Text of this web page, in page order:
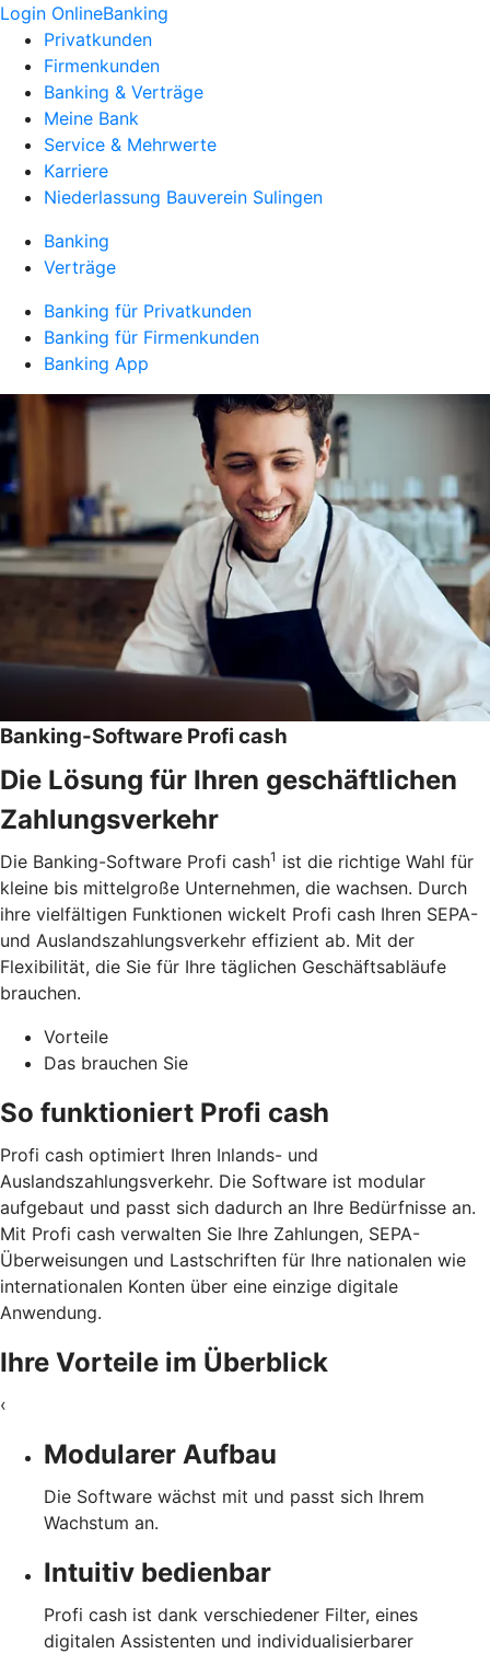
Login OnlineBanking
Privatkunden
Firmenkunden
Banking & Verträge
Meine Bank
Service & Mehrwerte
Karriere
Niederlassung Bauverein Sulingen
Banking
Verträge
Banking für Privatkunden
Banking für Firmenkunden
Banking App
Banking-Software Profi cash
Die Lösung für Ihren geschäftlichen
Zahlungsverkehr
Die Banking-Software Profi cash1 ist die richtige Wahl für
kleine bis mittelgroße Unternehmen, die wachsen. Durch
ihre vielfältigen Funktionen wickelt Profi cash Ihren SEPA-
und Auslandszahlungsverkehr effizient ab. Mit der
Flexibilität, die Sie für Ihre täglichen Geschäftsabläufe
brauchen.
Vorteile
Das brauchen Sie
So funktioniert Profi cash
Profi cash optimiert Ihren Inlands- und
Auslandszahlungsverkehr. Die Software ist modular
aufgebaut und passt sich dadurch an Ihre Bedürfnisse an.
Mit Profi cash verwalten Sie Ihre Zahlungen, SEPA-
Überweisungen und Lastschriften für Ihre nationalen wie
internationalen Konten über eine einzige digitale
Anwendung.
Ihre Vorteile im Überblick
‹
Modularer Aufbau
Die Software wächst mit und passt sich Ihrem
Wachstum an.
Intuitiv bedienbar
Profi cash ist dank verschiedener Filter, eines
digitalen Assistenten und individualisierbarer